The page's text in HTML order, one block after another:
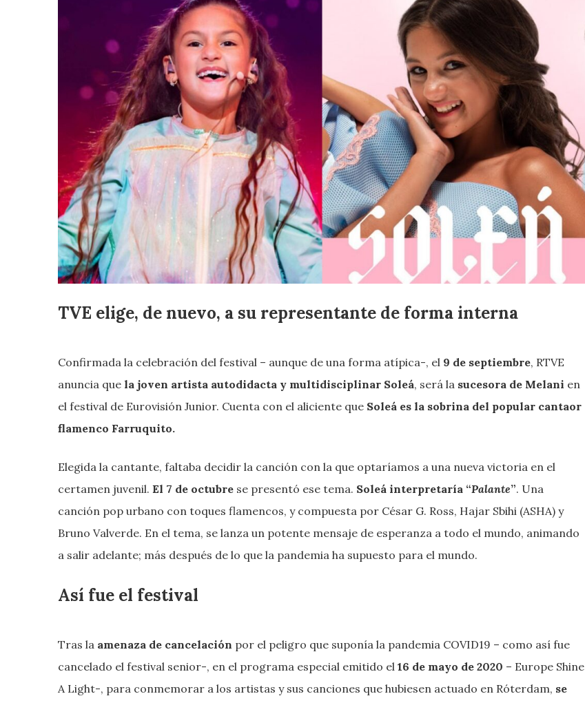
TVE elige, de nuevo, a su representante de forma interna
Confirmada la celebración del festival – aunque de una forma atípica-, el 9 de septiembre, RTVE
anuncia que la joven artista autodidacta y multidisciplinar Soleá, será la sucesora de Melani en
el festival de Eurovisión Junior. Cuenta con el aliciente que Soleá es la sobrina del popular cantaor
flamenco Farruquito.
Elegida la cantante, faltaba decidir la canción con la que optaríamos a una nueva victoria en el
certamen juvenil. El 7 de octubre se presentó ese tema. Soleá interpretaría “Palante”. Una
canción pop urbano con toques flamencos, y compuesta por César G. Ross, Hajar Sbihi (ASHA) y
Bruno Valverde. En el tema, se lanza un potente mensaje de esperanza a todo el mundo, animando
a salir adelante; más después de lo que la pandemia ha supuesto para el mundo.
Así fue el festival
Tras la amenaza de cancelación por el peligro que suponía la pandemia COVID19 – como así fue
cancelado el festival senior-, en el programa especial emitido el 16 de mayo de 2020 – Europe Shine
A Light-, para conmemorar a los artistas y sus canciones que hubiesen actuado en Róterdam, se